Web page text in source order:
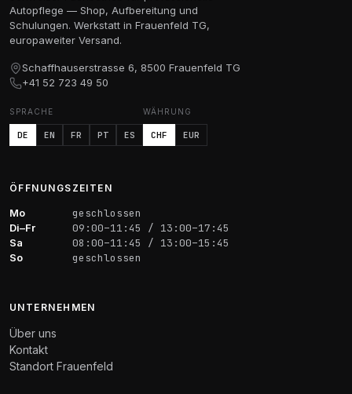
Autopflege — Shop, Aufbereitung und
Schulungen. Werkstatt in Frauenfeld TG,
europaweiter Versand.
Schaffhauserstrasse 6, 8500 Frauenfeld TG
+41 52 723 49 50
SPRACHE
DE EN FR PT ES
WÄHRUNG
CHF EUR
ÖFFNUNGSZEITEN
Mo geschlossen
Di–Fr 09:00–11:45 / 13:00–17:45
Sa 08:00–11:45 / 13:00–15:45
So geschlossen
UNTERNEHMEN
Über uns
Kontakt
Standort Frauenfeld